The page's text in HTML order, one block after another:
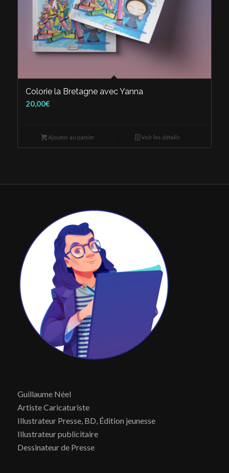
Colorie la Bretagne avec Yanna
20,00€
Ajouter au panier Voir les détails
Guillaume Néel
Artiste Caricaturiste
Illustrateur Presse, BD, Édition jeunesse
Illustrateur publicitaire
Dessinateur de Presse